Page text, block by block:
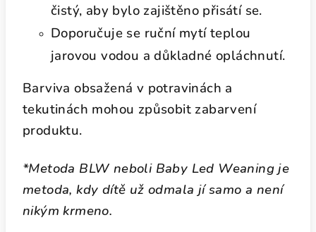
čistý, aby bylo zajištěno přisátí se.
Doporučuje se ruční mytí teplou
jarovou vodou a důkladné opláchnutí.
Barviva obsažená v potravinách a
tekutinách mohou způsobit zabarvení
produktu.
*Metoda BLW neboli Baby Led Weaning je
metoda, kdy dítě už odmala jí samo a není
nikým krmeno.